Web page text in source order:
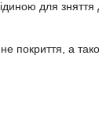
для зняття
покриття, а